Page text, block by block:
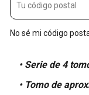
No sé mi código
• Serie de 4
• Tomo de